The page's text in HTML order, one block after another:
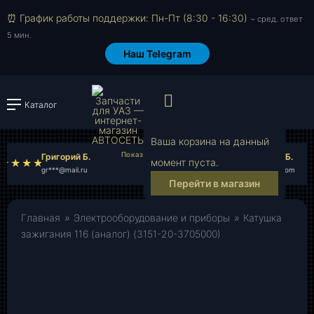
⏰ График работы поддержки: Пн-Пт (8:30 - 16:30) ~ сред. ответ
5 мин.
Наш Telegram
Каталог Войти или
Ваша корзина на данный
момент пуста.
Перейти в магазин
Григорий Б.
gr***@mail.ru
Станислав Б.
st***@gmail.com
Главная » Электрооборудование и приборы » Катушка
зажигания 116 (аналог) (3151-20-3705000)